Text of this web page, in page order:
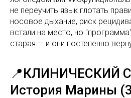
не переучить язык глотать
носовое дыхание, риск
встали на место, но
старая — и они постепенно
📍КЛИНИЧЕСКИЙ
История Марины